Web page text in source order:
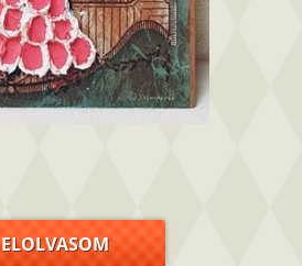
ELOLVASOM